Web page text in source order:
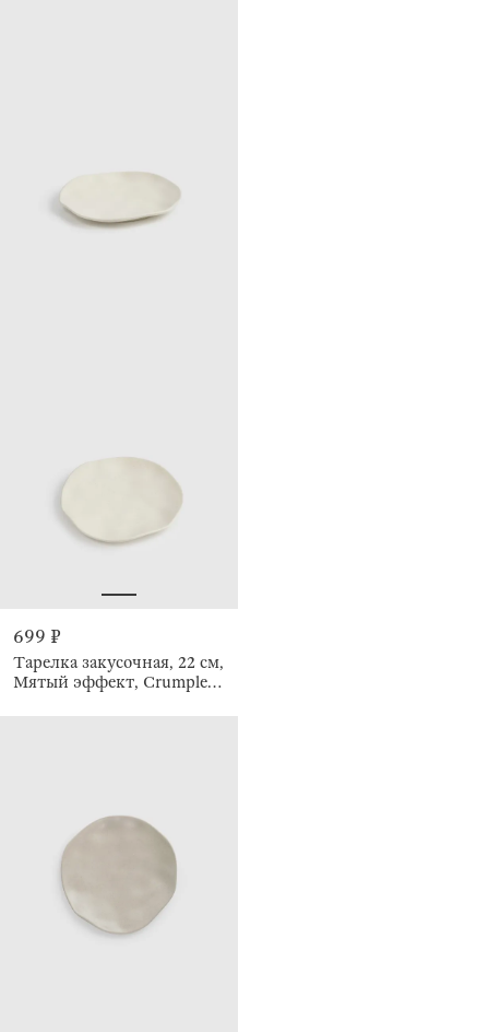
699 ₽
Тарелка закусочная, 22 см,
Мятый эффект, Crumple